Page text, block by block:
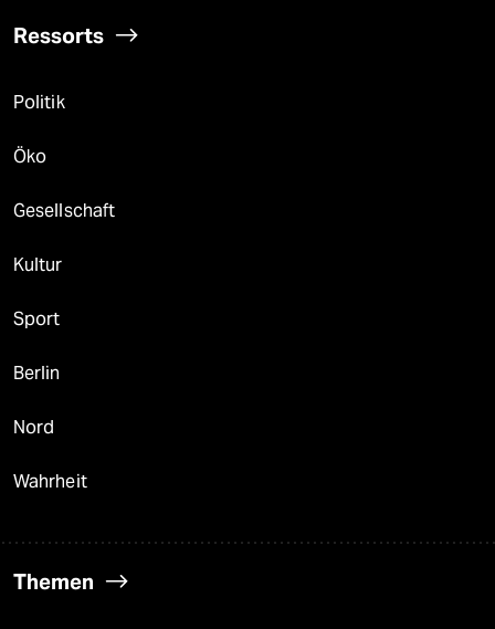
Ressorts
Politik
Öko
Gesellschaft
Kultur
Sport
Berlin
Nord
Wahrheit
Themen